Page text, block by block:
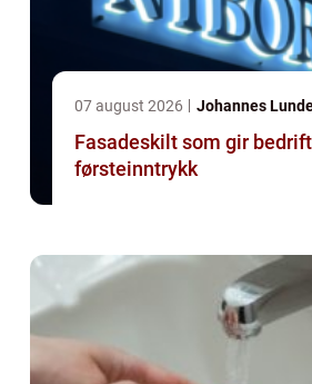
07 august 2026 Johannes
Fasadeskilt som gir
førsteinntrykk